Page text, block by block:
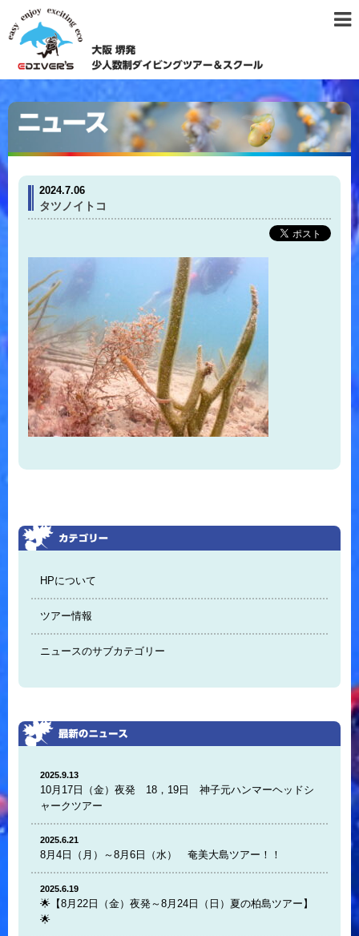
2024.7.06
タツノイトコ
HPについて
ツアー情報
ニュースのサブカテゴリー
2025.9.13
10月17日（金）夜発 18，19日 神子元ハンマーヘッドシ
ャークツアー
2025.6.21
8月4日（月）～8月6日（水） 奄美大島ツアー！！
2025.6.19
🌟【8月22日（金）夜発～8月24日（日）夏の柏島ツアー】
🌟